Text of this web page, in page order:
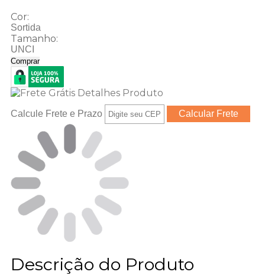
Cor:
Sortida
Tamanho:
UNCI
Comprar
Calcule Frete e Prazo
Descrição do Produto